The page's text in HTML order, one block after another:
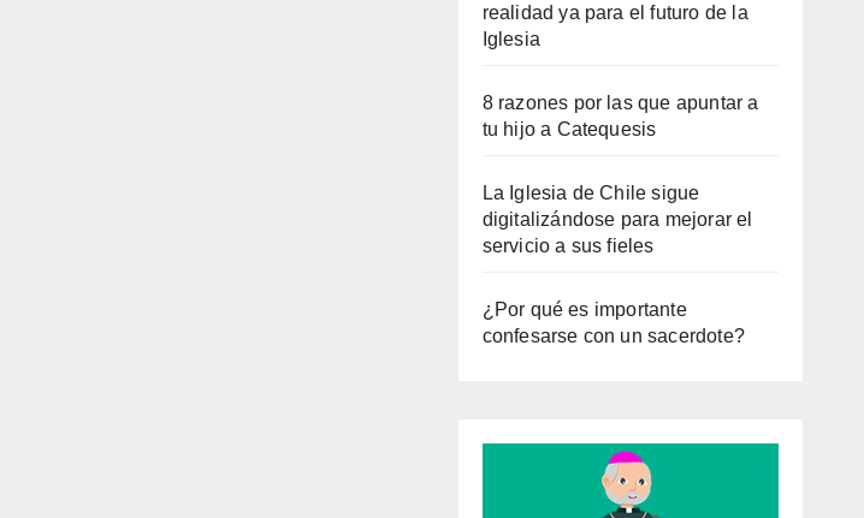
realidad ya para el futuro de la
Iglesia
8 razones por las que apuntar a
tu hijo a Catequesis
La Iglesia de Chile sigue
digitalizándose para mejorar el
servicio a sus fieles
¿Por qué es importante
confesarse con un sacerdote?